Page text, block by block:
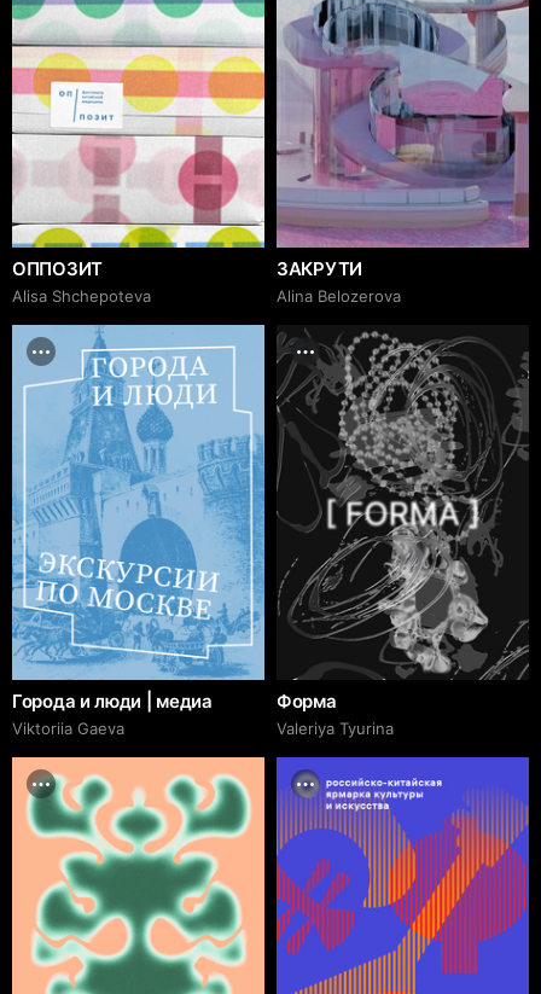
ОППОЗИТ
Alisa Shchepoteva
ЗАКРУТИ
Alina Belozerova
Города и люди | медиа
Viktoriia Gaeva
Форма
Valeriya Tyurina